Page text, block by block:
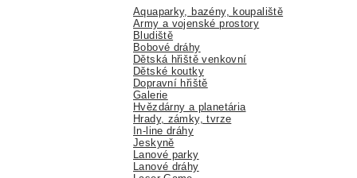
Aquaparky, bazény, koupaliště
Army a vojenské prostory
Bludiště
Bobové dráhy
Dětská hřiště venkovní
Dětské koutky
Dopravní hřiště
Galerie
Hvězdárny a planetária
Hrady, zámky, tvrze
In-line dráhy
Jeskyně
Lanové parky
Lanové dráhy